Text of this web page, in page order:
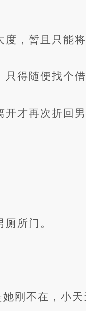
，暂且只能将
得随便找个借
才再次折回男
所门。
刚不在，小